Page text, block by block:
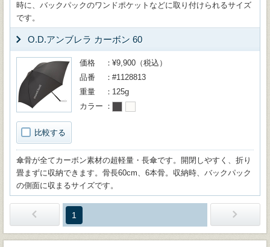
時に、バックパックのワンドポケットなどに取り付けられるサイズ
です。
O.D.アンブレラ カーボン 60
比較する
価格
¥9,900（税込）
品番
#1128813
重量
125g
カラー
傘骨が全てカーボン素材の超軽量・長傘です。開閉しやすく、折り
畳まずに収納できます。骨長60cm、6本骨。収納時、バックパック
の側面に収まるサイズです。
1